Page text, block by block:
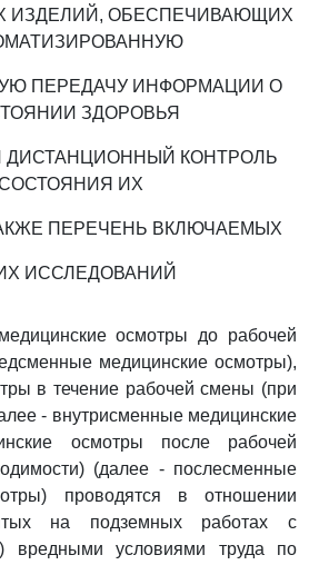
ИЗДЕЛИЙ, ОБЕСПЕЧИВАЮЩИХ
ПЕРЕДАЧУ ИНФОРМАЦИИ О
ЗДОРОВЬЯ
ДИСТАНЦИОННЫЙ КОНТРОЛЬ
ИХ
ПЕРЕЧЕНЬ ВКЛЮЧАЕМЫХ
ИССЛЕДОВАНИЙ
осмотры до рабочей
медицинские осмотры),
в течение рабочей смены (при
- внутрисменные медицинские
осмотры после рабочей
(далее - послесменные
проводятся в отношении
на подземных работах с
вредными условиями труда по